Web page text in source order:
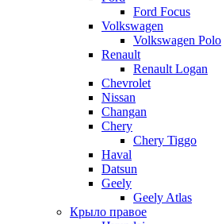
Ford Focus
Volkswagen
Volkswagen Polo
Renault
Renault Logan
Chevrolet
Nissan
Changan
Chery
Chery Tiggo
Haval
Datsun
Geely
Geely Atlas
Крыло правое